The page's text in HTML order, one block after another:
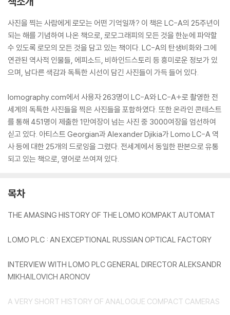
사진을 찍는 사람에게 로모는 어떤 기억일까? 이 책은 LC-A의 25주년이
되는 해를 기념하여 나온 책으로, 로모그래피의 모든 것을 한눈에 파악할
수 있도록 로모의 모든 것을 담고 있는 책이다. LC-A의 탄생비화와 그에
연관된 역사적 인물들, 에피소드, 비하인드스토리 등 흥미로운 정보가 있
으며, 남다른 색감과 독특한 시선이 담긴 사진들이 가득 들어 있다.
lomography.com에서 사용자 263명이 LC-A와 LC-A+로 촬영한 전
세계의 독특한 사진들을 찍은 사진들을 포함하였다. 또한 온라인 콘테스트
를 통해 451명이 제출한 1만여장이 넘는 사진 중 3000여장을 엄선하여
싣고 있다. 아티스트 Georgian과 Alexander Djikia가 Lomo LC-A 역
사 등에 대한 25개의 드로잉을 그렸다. 전세계에서 동일한 판본으로 유통
되고 있는 책으로, 영어로 쓰여져 있다.
목차
THE AMASING HISTORY OF THE LOMO KOMPAKT AUTOMAT
LOMO PLC : AN EXCEPTIONAL RUSSIAN OPTICAL FACTORY
INTERVIEW WITH LOMO PLC GENERAL DIRECTOR ALEKSANDR
MIKHAILOVICH ARONOV
A VERY SHORT HISTORY OF ANALOGUE COMPACT CAMERAS